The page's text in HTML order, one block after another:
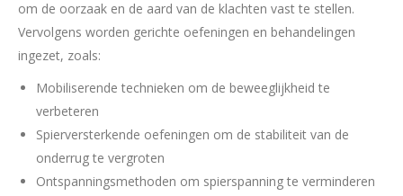
om de oorzaak en de aard van de klachten vast te stellen.
Vervolgens worden gerichte oefeningen en behandelingen
ingezet, zoals:
Mobiliserende technieken om de beweeglijkheid te
verbeteren
Spierversterkende oefeningen om de stabiliteit van de
onderrug te vergroten
Ontspanningsmethoden om spierspanning te verminderen